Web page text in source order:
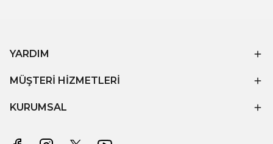
YARDIM
MÜŞTERİ HİZMETLERİ
KURUMSAL